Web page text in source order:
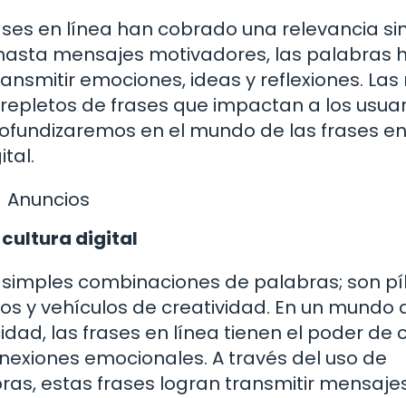
en línea han cobrado una relevancia
mensajes motivadores, las palabras
emociones, ideas y reflexiones. Las
de frases que impactan a los
en el mundo de las frases
Anuncios
cultura digital
combinaciones de palabras; son
y vehículos de creatividad. En un mundo
las frases en línea tienen el poder de
emocionales. A través del uso de
estas frases logran transmitir